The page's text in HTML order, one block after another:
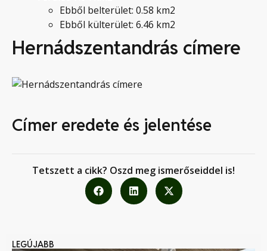
Ebből belterület: 0.58 km2
Ebből külterület: 6.46 km2
Hernádszentandrás címere
Címer eredete és jelentése
Tetszett a cikk? Oszd meg ismerőseiddel is!
LEGÚJABB